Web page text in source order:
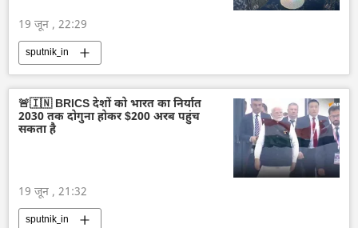
19 जून , 22:29
sputnik_in
🚨🇮🇳 BRICS देशों को भारत का निर्यात
2030 तक दोगुना होकर $200 अरब पहुंच
सकता है
19 जून , 21:32
sputnik_in